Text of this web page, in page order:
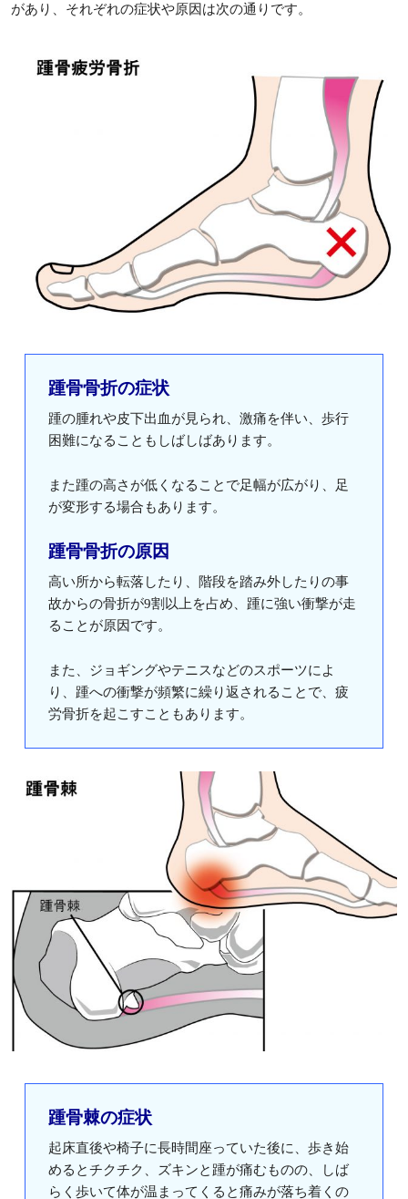
があり、それぞれの症状や原因は次の通りです。
踵骨骨折の症状
踵の腫れや皮下出血が見られ、激痛を伴い、歩行
困難になることもしばしばあります。
また踵の高さが低くなることで足幅が広がり、足
が変形する場合もあります。
踵骨骨折の原因
高い所から転落したり、階段を踏み外したりの事
故からの骨折が9割以上を占め、踵に強い衝撃が走
ることが原因です。
また、ジョギングやテニスなどのスポーツによ
り、踵への衝撃が頻繁に繰り返されることで、疲
労骨折を起こすこともあります。
踵骨棘の症状
起床直後や椅子に長時間座っていた後に、歩き始
めるとチクチク、ズキンと踵が痛むものの、しば
らく歩いて体が温まってくると痛みが落ち着くの